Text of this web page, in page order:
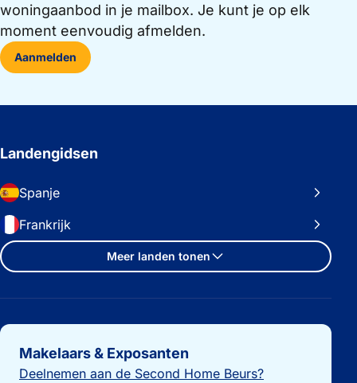
woningaanbod in je mailbox. Je kunt je op elk
moment eenvoudig afmelden.
Aanmelden
Landengidsen
Spanje
Frankrijk
Meer landen tonen
Belangrijke links
Makelaars & Exposanten
Deelnemen aan de Second Home Beurs?